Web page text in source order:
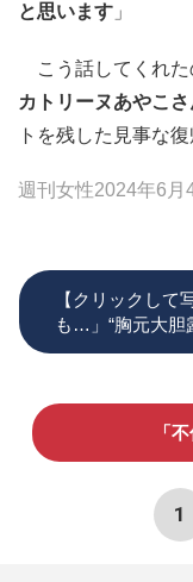
と思います 」
こう話してくれた
カトリーヌあやこさ
トを残した見事な
週刊女性2024年6月
【クリックして
も…」“胸元大胆
「
1